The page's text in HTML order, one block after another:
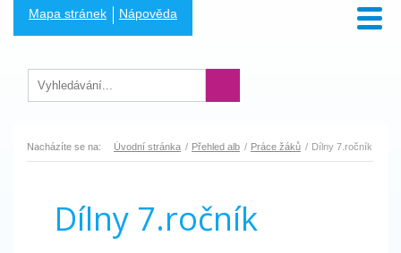
Mapa stránek Nápověda
Nacházíte se na: Úvodní stránka Přehled alb Práce žáků Dílny 7.ročník
Dílny 7.ročník